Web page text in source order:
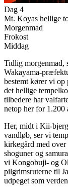
Dag 4
Mt. Koyas hellige
Morgenmad
Frokost
Middag
Tidlig morgenmad,
Wakayama-
bestemt kører vi
det hellige
tilbedere har
netop her for 1.200
Her, midt i Kii-
vandløb, ser vi
kirkegård med
shoguner og
vi Kongobuji- og
pilgrimsruterne til
udpeget som